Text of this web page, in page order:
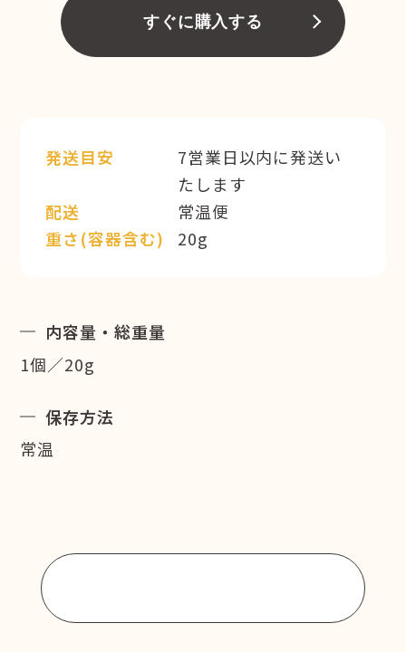
すぐに購入する
発送目安
7営業日以内に発送い
たします
配送
常温便
重さ(容器含む)
20g
内容量・総重量
1個／20g
保存方法
常温